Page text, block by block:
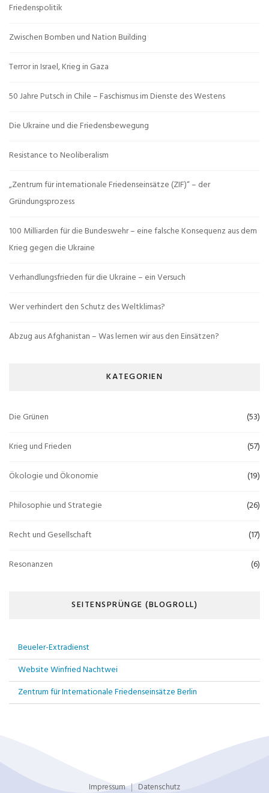
Friedenspolitik
Zwischen Bomben und Nation Building
Terror in Israel, Krieg in Gaza
50 Jahre Putsch in Chile – Faschismus im Dienste des Westens
Die Ukraine und die Friedensbewegung
Resistance to Neoliberalism
„Zentrum für internationale Friedenseinsätze (ZIF)“ – der
Gründungsprozess
100 Milliarden für die Bundeswehr – eine falsche Konsequenz aus dem
Krieg gegen die Ukraine
Verhandlungsfrieden für die Ukraine – ein Versuch
Wer verhindert den Schutz des Weltklimas?
Abzug aus Afghanistan – Was lernen wir aus den Einsätzen?
KATEGORIEN
Die Grünen (53)
Krieg und Frieden (57)
Ökologie und Ökonomie (19)
Philosophie und Strategie (26)
Recht und Gesellschaft (17)
Resonanzen (6)
SEITENSPRÜNGE (BLOGROLL)
Beueler-Extradienst
Website Winfried Nachtwei
Zentrum für Internationale Friedenseinsätze Berlin
Impressum Datenschutz